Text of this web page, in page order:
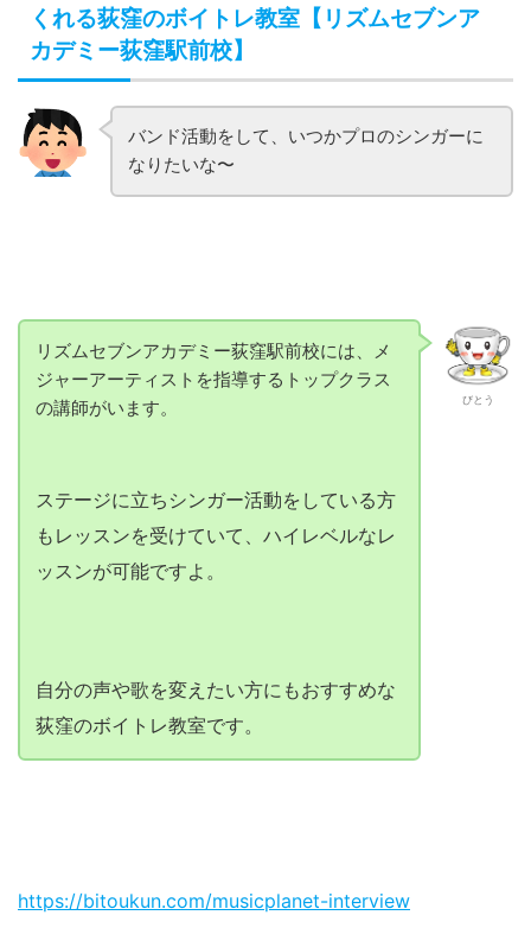
くれる荻窪のボイトレ教室【リズムセブンア
カデミー荻窪駅前校】
バンド活動をして、いつかプロのシンガーに
なりたいな〜
びとう
リズムセブンアカデミー荻窪駅前校には、メ
ジャーアーティストを指導するトップクラス
の講師がいます。
ステージに立ちシンガー活動をしている方
もレッスンを受けていて、ハイレベルなレ
ッスンが可能ですよ。
自分の声や歌を変えたい方にもおすすめな
荻窪のボイトレ教室です。
https://bitoukun.com/musicplanet-interview